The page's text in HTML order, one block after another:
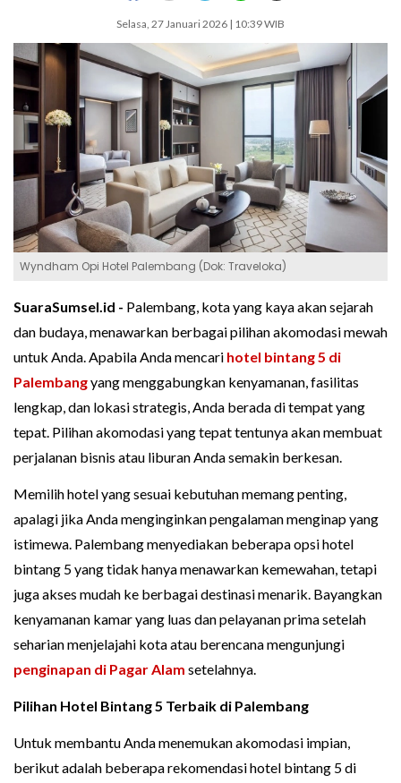
Selasa, 27 Januari 2026 | 10:39 WIB
Wyndham Opi Hotel Palembang (Dok: Traveloka)
SuaraSumsel.id - Palembang, kota yang kaya akan sejarah
dan budaya, menawarkan berbagai pilihan akomodasi mewah
untuk Anda. Apabila Anda mencari hotel bintang 5 di
Palembangyang menggabungkan kenyamanan, fasilitas
lengkap, dan lokasi strategis, Anda berada di tempat yang
tepat. Pilihan akomodasi yang tepat tentunya akan membuat
perjalanan bisnis atau liburan Anda semakin berkesan.
Memilih hotel yang sesuai kebutuhan memang penting,
apalagi jika Anda menginginkan pengalaman menginap yang
istimewa. Palembang menyediakan beberapa opsi hotel
bintang 5 yang tidak hanya menawarkan kemewahan, tetapi
juga akses mudah ke berbagai destinasi menarik. Bayangkan
kenyamanan kamar yang luas dan pelayanan prima setelah
seharian menjelajahi kota atau berencana mengunjungi
penginapan di Pagar Alam setelahnya.
Pilihan Hotel Bintang 5 Terbaik di Palembang
Untuk membantu Anda menemukan akomodasi impian,
berikut adalah beberapa rekomendasi hotel bintang 5 di